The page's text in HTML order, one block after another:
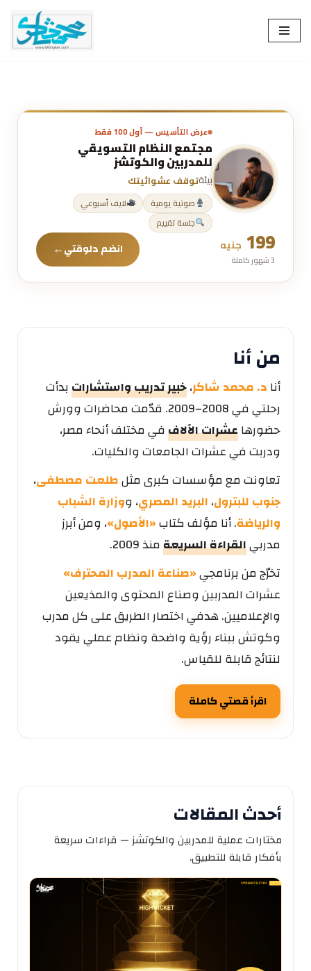
Skip
عرض التأسيس — أول 100 فقط
مجتمع النظام التسويقي
للمدربين والكوتشز
بيئةتوقف عشوائيتك
صوتية يومية
لايف أسبوعي
جلسة تقييم
199 جنيه
3 شهور كاملة
انضم دلوقتي←
من أنا
أنا د. محمد شاكر،خبير تدريب واستشارات بدأت
رحلتي في 2008–2009. قدّمت محاضرات وورش
حضورهاعشرات الآلاف في مختلف أنحاء مصر،
ودربت في عشرات الجامعات والكليات.
تعاونت مع مؤسسات كبرى مثلطلعت مصطفى،
جنوب للبترول، البريد المصري، ووزارة الشباب
والرياضة. أنا مؤلف كتاب«الأصول»، ومن أبرز
مدربيالقراءة السريعة منذ 2009.
تخرّج من برنامجي«صناعة المدرب المحترف»
عشرات المدربين وصناع المحتوى والمذيعين
والإعلاميين. هدفي اختصار الطريق على كل مدرب
وكوتش ببناء رؤية واضحة ونظام عملي يقود
لنتائج قابلة للقياس.
اقرأ قصتي كاملة
أحدث المقالات
مختارات عملية للمدربين والكوتشز — قراءات سريعة
بأفكار قابلة للتطبيق.